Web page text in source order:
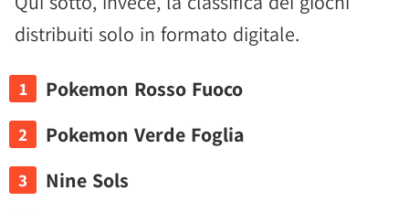
distribuiti solo in formato digitale.
Pokemon Rosso Fuoco
Pokemon Verde Foglia
Nine Sols